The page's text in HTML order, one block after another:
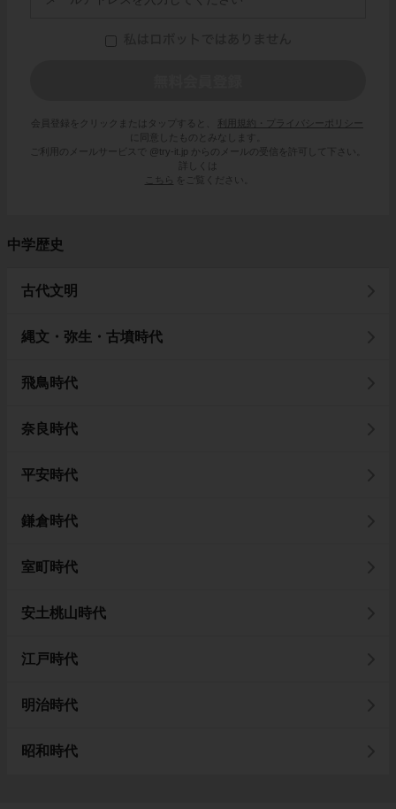
会員登録をクリックまたはタップすると、
利用規約・プライバシーポリシー
に同意したものとみなします。
ご利用のメールサービスで @try-it.jp からのメールの受信を許可して下さい。
詳しくは
こちら
をご覧ください。
中学歴史
古代文明
縄文・弥生・古墳時代
飛鳥時代
奈良時代
平安時代
鎌倉時代
室町時代
安土桃山時代
江戸時代
明治時代
昭和時代